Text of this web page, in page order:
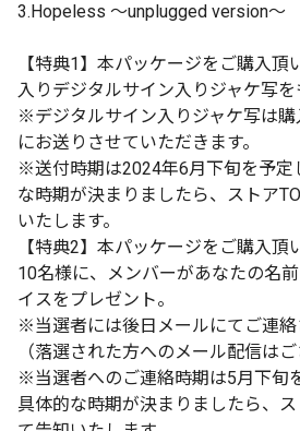
3.Hopeless ～unplugged version～
【特典1】本パッケージをご購入
入りデジタルサイン入りジャケ写を
※デジタルサイン入りジャケ写は
にお送りさせていただきます。
※送付時期は2024年6月下旬を予定
な時期が決まりましたら、ストア
いたします。
【特典2】本パッケージをご購入頂
10名様に、メンバーがあなたの名
イスをプレゼント。
※当選者には後日メールにてご連絡
（落選された方へのメール配信はご
※当選者へのご連絡時期は5月下旬
具体的な時期が決まりましたら、